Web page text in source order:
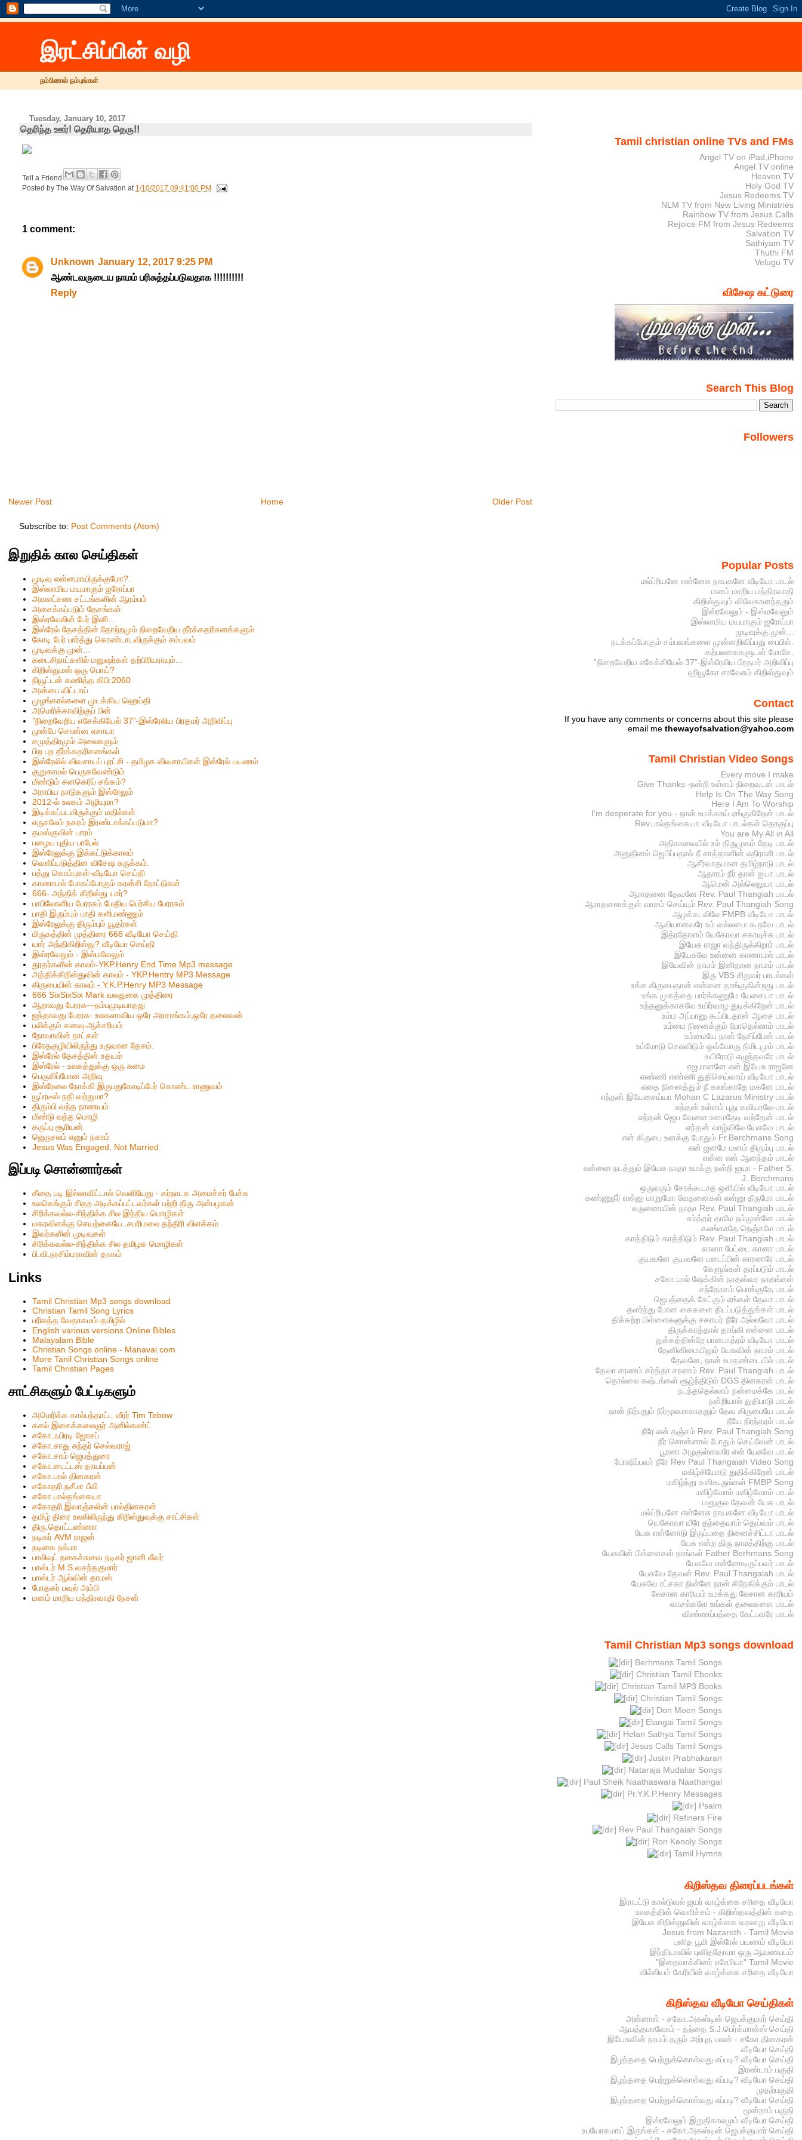
இரட்சிப்பின் வழி
நம்பினால் நம்புங்கள்
Tuesday, January 10, 2017
தெரிந்த ஊர்! தெரியாத தெரு!!
Tell a Friend
Posted by The Way Of Salvation at 1/10/2017 09:41:00 PM
1 comment:
Unknown January 12, 2017 9:25 PM
ஆண்டவருடைய நாமம் பரிசுத்தப்படுவதாக !!!!!!!!!!
Reply
Newer Post Older Post
Home
Subscribe to: Post Comments (Atom)
இறுதிக் கால செய்திகள்
முடிவு என்னமாயிருக்குமோ?.
இஸ்லாமிய மயமாகும் ஐரோப்பா
அவலட்சண சட்டங்களின் ஆரம்பம்
அசைக்கப்படும் தேசங்கள்
இஸ்ரவேலின் பேர் இனி...
இஸ்ரேல் தேசத்தின் தோற்றமும் நிறைவேறிய தீர்க்கதரிசனங்களும்
கோடி பேர் பார்த்து கொண்டாடவிருக்கும் சம்பவம்
முடிவுக்கு முன்...
கடைசிநாட்களில் மனுஷர்கள் தற்பிரியராயும்...
கிறிஸ்தும‌ஸ் ஒரு பொய்?
நியூட்டன் கணித்த கிபி:2060
அன்பை விட்டாய்
முழங்கால்களை முடக்கிய ஹெய்தி
அமெரிக்காவிற்குப் பின்
”நிறைவேறிய எசேக்கியேல் 37”-இஸ்ரேலிய பிரதமர் அறிவிப்பு
முன்பே சொன்ன ஏசாயா
சமுத்திரமும் அலைகளும்
பிற புற தீர்க்கதரிசனங்கள்
இஸ்ரேலில் விவசாயப் புரட்சி - தமிழக விவசாயிகள் இஸ்ரேல் பயணம்
குறுகாமல் பெருகவேண்டும்
மீண்டும் சனகெரிப் சங்கம்?
அராபிய நாடுகளும் இஸ்ரேலும்
2012-ல் உலகம் அழியுமா?
இடிக்கப்படவிருக்கும் மதில்கள்
எருசலேம் நகரம் இரண்டாக்கப்படுமா?
தமஸ்குவின் பாரம்
பழைய புதிய பாபேல்
இஸ்ரேலுக்கு இக்கட்டுக்காலம்
வெளிப்படுத்தின விசேஷ சுருக்கம்.
பத்து கொம்புகள்-வீடியோ செய்தி
காணாமல் போகப்போகும் கரன்சி நோட்டுகள்
666- அந்திக் கிறிஸ்து யார்?
பாபிலோனிய பேரரசும் மேதிய பெர்சிய பேரரசும்
பாதி இரும்பும் பாதி களிமண்ணும்
இஸ்ரேலுக்கு திரும்பும் யூதர்கள்
மிருகத்தின் முத்திரை 666 வீடியோ செய்தி
யார் அந்திகிறிஸ்து? வீடியோ செய்தி
இஸ்ரவேலும் - இஸ்மவேலும்
தூதர்களின் காலம்-YKP.Henry End Time Mp3 message
அந்திக்கிறிஸ்துவின் காலம் - YKP.Hentry MP3 Message
கிருபையின் காலம் - Y.K.P.Henry MP3 Message
666 SixSixSix Mark வலதுகை முத்திரை
ஆறாவது பேரரசு—நம்பமுடியாதது
ஐந்தாவது பேரரசு- உலகளாவிய ஒரே அரசாங்கம்,ஒரே தலைவன்
பலிக்கும் கனவு-ஆச்சரியம்
நோவாவின் நாட்கள்
பிரேதகுழியிலிருந்து உருவான தேசம்.
இஸ்ரேல் தேசத்தின் உதயம்
இஸ்ரேல் - உலகத்துக்கு ஒரு சுமை
பெருகிப்போன அறிவு
இஸ்ரேலை நோக்கி இருபதுகோடிப்பேர் கொண்ட ராணுவம்
யூப்ரடீஸ் நதி வற்றுமா?
திரும்பி வந்த நாணயம்
மீண்டு வந்த மொழி
கருப்பு சூரியன்
ஜெருசலம் எனும் நகரம்
Jesus Was Engaged, Not Married
இப்படி சொன்னார்கள்
கீதை படி இல்லாவிட்டால் வெளியேறு - கர்நாடக அமைச்சர் பேச்சு
உலகெங்கும் சிதற அடிக்கப்பட்டவர்கள் பற்றி திரு அன்பழகன்
சிரிக்கவல்ல-சிந்திக்க சில இந்திய மொழிகள்
மகரவிளக்கு செயற்கையே..சபரிமலை தந்திரி விளக்கம்
இவர்களின் முடிவுகள்
சிரிக்கவல்ல-சிந்திக்க சில தமிழக மொழிகள்
பி.வி.நரசிம்மராவின் தாகம்
Links
Tamil Christian Mp3 songs download
Christian Tamil Song Lyrics
பரிசுத்த வேதாகமம்-தமிழில்
English various versions Online Bibles
Malayalam Bible
Christian Songs online - Manavai.com
More Tanil Christian Songs online
Tamil Christian Pages
சாட்சிகளும் பேட்டிகளும்
அமெரிக்க கால்பந்தாட்ட வீரர் Tim Tebow
கசல் இசைக்கலைஞர் அனில்கண்ட்
சகோ.ஃபிரடி ஜோசப்
சகோ.சாது சுந்தர் செல்வராஜ்
சகோ.சாம் ஜெபத்துரை
சகோ.டைட்டஸ் தாயப்பன்
சகோ.பால் தினகரன்
சகோதரி.நசீமா பீவி
ச‌கோ.பால்த‌ங்கையா
ச‌கோதரி.இவாஞ்சலின் பால்தின‌க‌ர‌ன்
தமிழ் திரை உலகிலிருந்து கிறிஸ்துவுக்கு சாட்சிகள்
திரு.தொட்டண்ணா
நடிகர் AVM ராஜன்
நடிகை நக்மா
பாலிவுட் நகைச்சுவை நடிகர் ஜானி லீவர்
பாஸ்டர் M.S.வசந்தகுமார்
பாஸ்டர் ஆல்வின் தாமஸ்
போதகர் பவுல் அம்பி
மனம் மாறிய மந்திரவாதி நேசன்
Tamil christian online TVs and FMs
Angel TV on iPad,iPhone
Angel TV online
Heaven TV
Holy God TV
Jesus Redeems TV
NLM TV from New Living Ministries
Rainbow TV from Jesus Calls
Rejoice FM from Jesus Redeems
Salvation TV
Sathiyam TV
Thuthi FM
Velugu TV
விசேஷ கட்டுரை
Search This Blog
Followers
Popular Posts
மல்ப்ரியனே என்னேசு நாயகனே வீடியோ பாடல்
மனம் மாறிய மந்திரவாதி
கிறிஸ்துவும் விவேகானந்தரும்
இஸ்ரவேலும் - இஸ்மவேலும்
இஸ்லாமிய மயமாகும் ஐரோப்பா
முடிவுக்கு முன்...
நடக்கப்போகும் சம்பவங்களை முன்னறிவிப்பது பைபிள்.
கற்பலகைகளுடன் மோசே.
”நிறைவேறிய எசேக்கியேல் 37”-இஸ்ரேலிய பிரதமர் அறிவிப்பு
ஹியூகோ சாவேசும் கிறிஸ்துவும்
Contact
If you have any comments or concerns about this site please
email me thewayofsalvation@yahoo.com
Tamil Christian Video Songs
Every move I make
Give Thanks -நன்றி உள்ளம் நிறைவுடன் பாடல்
Help Is On The Way Song
Here I Am To Worship
I'm desperate for you - நான் உமக்காய் ஏங்குகிறேன் பாடல்
Rev.பால்தங்கையா வீடியோ பாடல்கள் தொகுப்பு
You are My All in All
அதிகாலையில் உம் திருமுகம் தேடி பாடல்
அனுதினம் ஜெபிப்பதால் நீ சாத்தானின் எதிராளி பாடல்
ஆசீர்வாதமான தமிழ்நாடு பாடல்
ஆதாரம் நீர் தான் ஐயா பாடல்
ஆமென் அல்லெலுயா பாடல்
ஆராதனை தேவனே Rev. Paul Thangiah பாடல்
ஆராதனைக்குள் வாசம் செய்யும் Rev. Paul Thangiah Song
ஆழக்கடலிலே FMPB வீடியோ பாடல்
ஆவியானவரே உம் வல்லமை கூறவே பாடல்
இத்ரதோளம் யேகோவா சகாயுச்சு பாடல்
இயேசு ராஜா வந்திருக்கிறார் பாடல்
இயேசுவே உன்னை காணாமல் பாடல்
இயேவின் நாமம் இனிதான நாமம் பாடல்
இரு VBS சிறுவர் பாடல்கள்
உங்க கிருபைதான் என்னை தாங்குகின்றது பாடல்
உங்க முகத்தை பார்க்கணுமே யேசையா பாடல்
உந்தனுக்காகவே உயிர்வாழ துடிக்கிறேன் பாடல்
உம்ம அப்பானு கூப்பிடதான் ஆசை பாடல்
உம்மை நினைக்கும் போதெல்லாம் பாடல்
உம்மையே நான் நேசிப்பேன் பாடல்
உம்மோடு செலவிடும் ஒவ்வோரு நிமிடமும் பாடல்
உயிரோடு எழுந்தவரே பாடல்
எஜமானனே என் இயேசு ராஜனே
எண்ணி எண்ணி துதிசெய்வாய் வீடியோ பாடல்
எதை நினைத்தும் நீ கலங்காதே மகனே பாடல்
எந்தன் இயேசைய்யா Mohan C Lazarus Ministry பாடல்
எந்தன் உள்ளம் புது கவியாலே-பாடல்
எந்தன் ஜெப வேளை உமைதேடி வந்தேன் பாடல்
எந்தன் வாழ்விலே யேசுவே பாடல்
என் கிருபை உனக்கு போதும் Fr.Berchmans Song
என் ஜனமே மனம் திரும்பு பாடல்
என்ன என் ஆனந்தம் பாடல்
என்னை நடத்தும் இயேசு நாதா உமக்கு நன்றி ஐயா - Father S.
J. Berchmans
ஒருவரும் சேரக்கூடாத ஒளியில் வீடியோ பாடல்
கண்ணுநீர் என்னு மாறுமோ வேதனைகள் என்னு தீருமோ பாடல்
கருணையின் நாதா Rev. Paul Thangiah பாடல்
கர்த்தர் தாமே நம்முன்னே பாடல்
கலங்காதே நெஞ்சமே பாடல்
காத்திடும் காத்திடும் Rev. Paul Thangiah பாடல்
கானா பேட்டை கானா பாடல்
குயவனே குயவனே படைப்பின் காரணரே பாடல்
கேளுங்கள் தரப்படும் பாடல்
சகோ.பால் ஷேக்கின் நாதஸ்வர நாதங்கள்
சந்தோசம் பொங்குதே பாடல்
ஜெபத்தைக் கேட்கும் எங்கள் தேவா பாடல்
தளர்ந்து போன கைகளை திடப்படுத்துங்கள் பாடல்
திக்கற்ற பிள்ளைகளுக்கு சகாயர் நீரே அல்லவோ பாடல்
திருக்கரத்தால் தாங்கி என்னை பாடல்
துக்கத்தின்றே பானபாத்ரம் வீடியோ பாடல்
தேனினிமையிலும் யேசுவின் நாமம் பாடல்
தேவனே, நான் உமதண்டையில் பாடல்
தேவா சரணம் கர்த்தா சரணம் Rev. Paul Thangiah பாடல்
தொல்லை கஷ்டங்கள் சூழ்ந்திடும் DGS தினகரன் பாடல்
நடந்ததெல்லாம் நன்மைக்கே பாடல்
நன்றியால் துதிபாடு பாடல்
நான் நிற்பதும் நிர்மூலமாகாததும் தேவ கிருபையே பாடல்
நீயே நிரந்தரம் பாடல்
நீரே என் தஞ்சம் Rev. Paul Thangiah Song
நீர் சொன்னால் போதும் செய்வேன் பாடல்
பூரண அழகுள்ளவரே என் யேசுவே பாடல்
போஷிப்பவர் நீரே Rev Paul Thangaiah Video Song
மகிழ்சியோடு துதிக்கிறேன் பாடல்
மகிழ்ந்து களிகூருங்கள் FMBP Song
மகிழ்வோம் மகிழ்வோம் பாடல்
மனுகுல தேவன் யேசு பாடல்
மல்ப்ரியனே என்னேசு நாயகனே வீடியோ பாடல்
யெகோவா யீரே தந்தையாம் தெய்வம் பாடல்
யேசு என்னோடு இருப்பதை நினைச்சிட்டா பாடல்
யேசு என்ற திரு நாமத்திற்கு பாடல்
யேசுவின் பிள்ளைகள் நாங்கள் Father Berhmans Song
யேசுவே என்னோடிருப்பவர் பாடல்
யேசுவே தேவன் Rev. Paul Thangaiah பாடல்
யேசுவே ரட்சகா நின்னே நான் சிநேகிக்கும் பாடல்
லேசான காரியம் உமக்கது லேசான காரியம்
வாசல்களே உங்கள் தலைகளை பாடல்
விண்ணப்பத்தை கேட்பவரே பாடல்
Tamil Christian Mp3 songs download
Berhmens Tamil Songs
Christian Tamil Ebooks
Christian Tamil MP3 Books
Christian Tamil Songs
Don Moen Songs
Elangai Tamil Songs
Helan Sathya Tamil Songs
Jesus Calls Tamil Songs
Justin Prabhakaran
Nataraja Mudaliar Songs
Paul Sheik Naathaswara Naathangal
Pr.Y.K.P.Henry Messages
Psalm
Refiners Fire
Rev Paul Thangaiah Songs
Ron Kenoly Songs
Tamil Hymns
கிறிஸ்தவ திரைப்படங்கள்
இராபட்டு கால்டுவல் ஐயர் வாழ்க்கை சரிதை வீடியோ
உலகத்தின் வெளிச்சம் - கிறிஸ்தவத்தின் கதை
இயேசு கிறிஸ்துவின் வாழ்க்கை வரலாறு வீடியோ
Jesus from Nazareth - Tamil Movie
புனித பூமி இஸ்ரேல் பயணம் வீடியோ
இந்தியாவில் புனிததோமா ஒரு ஆவணபடம்
"இறைவாக்கினர் எரேமியா" Tamil Movie
வில்லியம் கேரியின் வாழ்க்கை சரிதை வீடியோ
கிறிஸ்தவ வீடியோ செய்திகள்
அன்னாள் - சகோ.அகஸ்டின் ஜெபக்குமார் செய்தி
ஆயத்தமாவோம் - தந்தை S.J.பெர்க்மான்ஸ் செய்தி
இயேசுவின் நாமம் தரும் அற்புத பலன் - சகோ.தினகரன்
வீடியோ செய்தி
இழந்ததை பெற்றுக்கொள்வது எப்படி? வீடியோ செய்தி
இரண்டாம் பகுதி
இழந்ததை பெற்றுக்கொள்வது எப்படி? வீடியோ செய்தி
முதற்பகுதி
இழந்ததை பெற்றுக்கொள்வது எப்படி? வீடியோ செய்தி
மூன்றாம் பகுதி
இஸ்ரவேலும் இறுதிகாலமும் வீடியோ செய்தி
உபயோகமாய் இருங்கள் - சகோ.அகஸ்டின் ஜெபக்குமார் செய்தி